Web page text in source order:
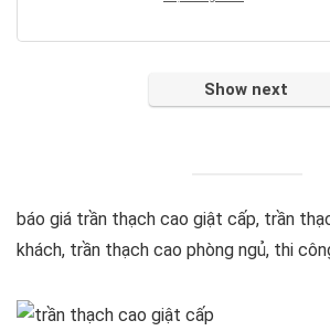
Show next
báo giá trần thạch cao giật cấp, trần
khách, trần thạch cao phòng ngủ, thi